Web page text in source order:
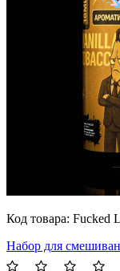
Код товара: Fucked
Набор для